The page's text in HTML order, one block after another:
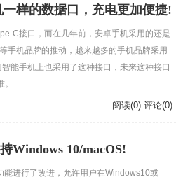
样的数据口，充电更加便捷!
C接口，而在几年前，安卓手机采用的还是
手机品牌的推动，越来越多的手机品牌采用
能手机上也采用了这种接口，未来这种接口
阅读(0) 评论(0)
Windows 10/macOS!
进行了改进，允许用户在Windows10或